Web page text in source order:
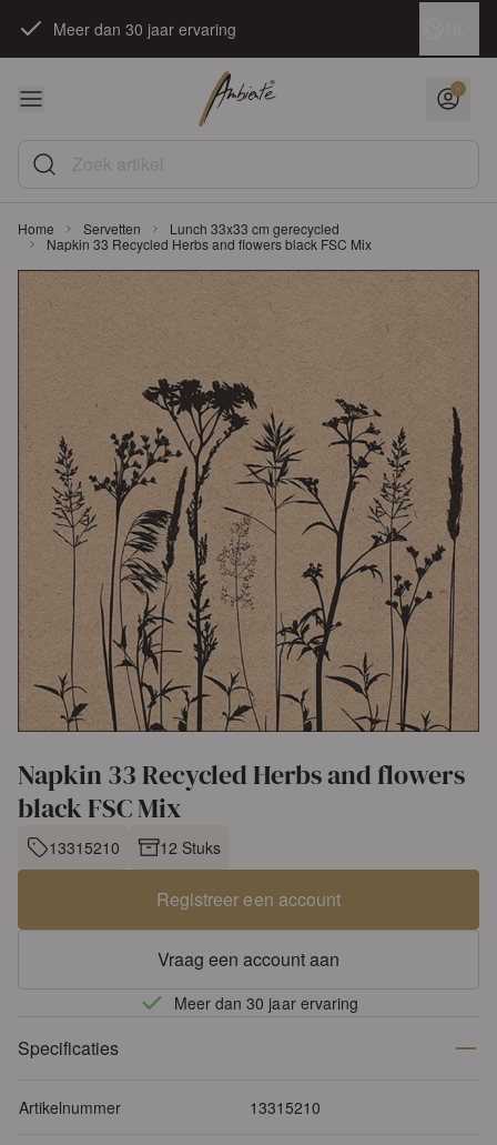
Meer dan 30 jaar ervaring
Zoek artikel
Home Servetten
Lunch 33x33 cm gerecycled
Napkin 33 Recycled Herbs and flowers black FSC Mix
Napkin 33 Recycled Herbs and flowers
black FSC Mix
13315210 12 Stuks
Registreer een account
Vraag een account aan
Meer dan 30 jaar ervaring
Specificaties
Artikelnummer 13315210